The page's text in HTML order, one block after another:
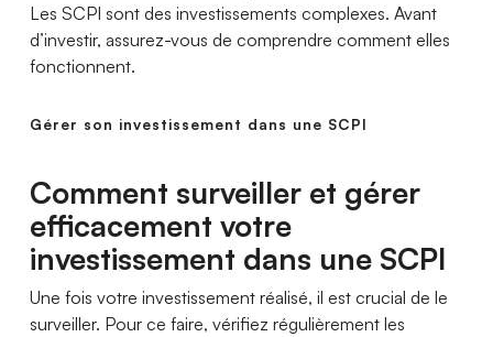
Les SCPI sont des investissements complexes. Avant
d’investir, assurez-vous de comprendre comment elles
fonctionnent.
Gérer son investissement dans une SCPI
Comment surveiller et gérer
efficacement votre
investissement dans une SCPI
Une fois votre investissement réalisé, il est crucial de le
surveiller. Pour ce faire, vérifiez régulièrement les